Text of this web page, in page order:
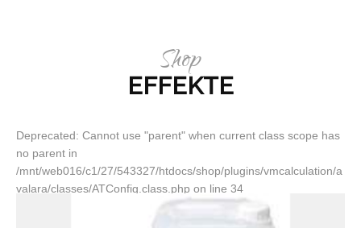
Shop
EFFEKTE
Deprecated: Cannot use "parent" when current class scope has
no parent in
/mnt/web016/c1/27/543327/htdocs/shop/plugins/vmcalculation/a
valara/classes/ATConfig.class.php on line 34